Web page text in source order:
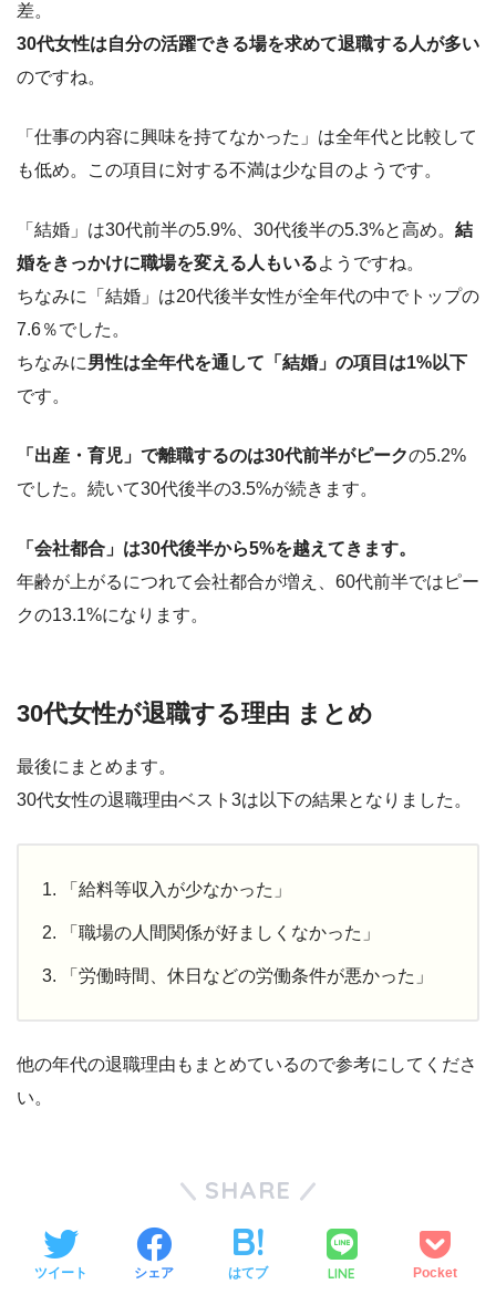
差。
30代女性は自分の活躍できる場を求めて退職する人が多い
のですね。
「仕事の内容に興味を持てなかった」は全年代と比較して
も低め。この項目に対する不満は少な目のようです。
「結婚」は30代前半の5.9%、30代後半の5.3%と高め。 結
婚をきっかけに職場を変える人もいるようですね。
ちなみに「結婚」は20代後半女性が全年代の中でトップの
7.6％でした。
ちなみに男性は全年代を通して「結婚」の項目は1%以下
です。
「出産・育児」で離職するのは30代前半がピークの5.2%
でした。続いて30代後半の3.5%が続きます。
「会社都合」は30代後半から5%を越えてきます。
年齢が上がるにつれて会社都合が増え、60代前半ではピー
クの13.1%になります。
30代女性が退職する理由 まとめ
最後にまとめます。
30代女性の退職理由ベスト3は以下の結果となりました。
「給料等収入が少なかった」
「職場の人間関係が好ましくなかった」
「労働時間、休日などの労働条件が悪かった」
他の年代の退職理由もまとめているので参考にしてくださ
い。
SHARE
ツイート シェア はてブ LINE Pocket